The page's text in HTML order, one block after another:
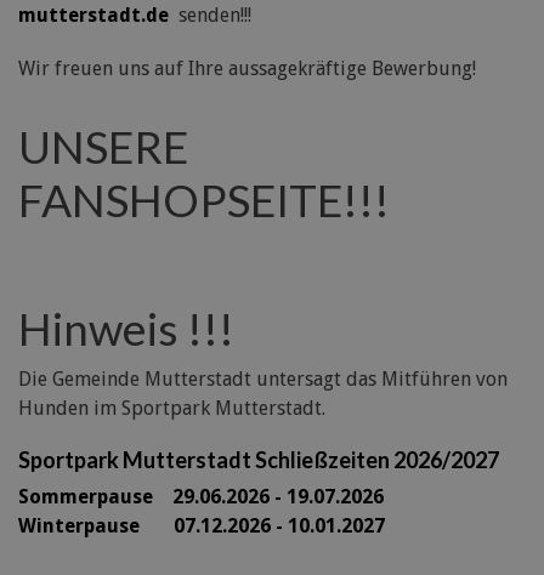
mutterstadt.de senden!!!
Wir freuen uns auf Ihre aussagekräftige Bewerbung!
UNSERE
FANSHOPSEITE!!!
Hinweis !!!
Die Gemeinde Mutterstadt untersagt das Mitführen von
Hunden im Sportpark Mutterstadt.
Sportpark Mutterstadt Schließzeiten 2026/2027
Sommerpause 29.06.2026 - 19.07.2026
Winterpause 07.12.2026 - 10.01.2027